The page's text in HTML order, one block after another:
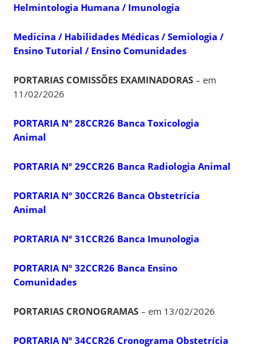
Helmintologia Humana / Imunologia
Medicina / Habilidades Médicas / Semiologia /
Ensino Tutorial / Ensino Comunidades
PORTARIAS COMISSÕES EXAMINADORAS – em
11/02/2026
PORTARIA Nº 28CCR26 Banca Toxicologia
Animal
PORTARIA Nº 29CCR26 Banca Radiologia Animal
PORTARIA Nº 30CCR26 Banca Obstetrícia
Animal
PORTARIA Nº 31CCR26 Banca Imunologia
PORTARIA Nº 32CCR26 Banca Ensino
Comunidades
PORTARIAS CRONOGRAMAS – em 13/02/2026
PORTARIA Nº 34CCR26 Cronograma Obstetrícia